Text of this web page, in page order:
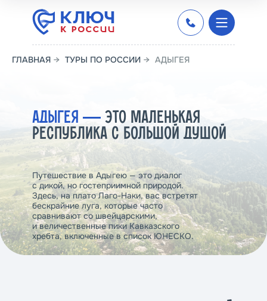
ГЛАВНАЯ → ТУРЫ ПО РОССИИ → АДЫГЕЯ
Путешествие в Адыгею — это диалог
с дикой, но гостеприимной природой.
Здесь, на плато Лаго-Наки, вас встретят
бескрайние луга, которые часто
сравнивают со швейцарскими,
и величественные пики Кавказского
хребта, включенные в список ЮНЕСКО.
АДЫГЕЯ ― ЭТО МАЛЕНЬКАЯ
РЕСПУБЛИКА С БОЛЬШОЙ ДУШОЙ